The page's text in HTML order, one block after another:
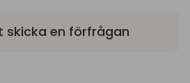
skicka en förfrågan